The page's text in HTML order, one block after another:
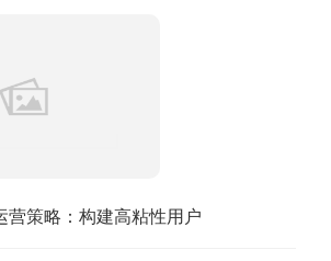
营策略：构建高粘性用户